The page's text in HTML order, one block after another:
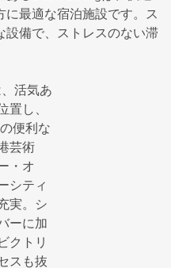
に最適な宿泊施設です。ス
設備で、ストレスのない滞
活気あ
し、
便利な
芸術
・オ
シティ
実。シ
ーに加
クトリ
スも抜